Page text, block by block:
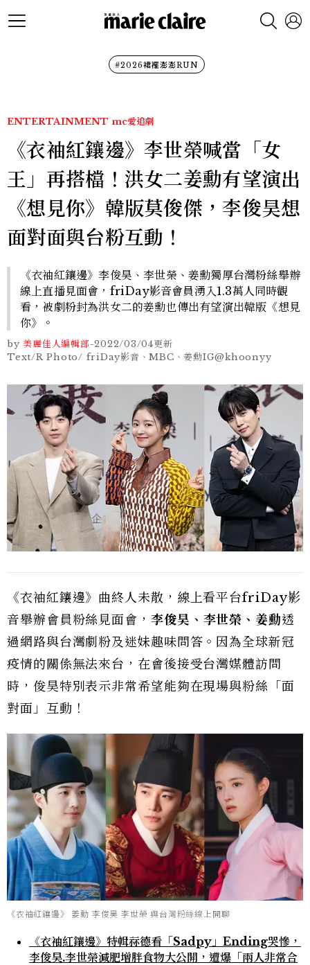
#2026裙襬澎澎RUN
ENTERTAINMENT mc愛追劇
《衣袖紅鑲邊》李世榮喊當「女
王」再搭檔！洪女二姜勳有望演出
《想見你》韓版莫俊傑，李俊昊想
面對面與台粉互動！
《衣袖紅鑲邊》李俊昊、李世榮、姜勳獨厚台灣粉絲舉辦
線上直播見面會，friDay影音會員湧入1.3萬人同時觀
看，被劇粉封為洪女二的姜勳也傳出有望演出韓版《想見
你》。
by 美麗佳人編輯部-2022/03/04更新
Text/R Photo/ friDay影音、MBC、姜勳IG@khoonyy
《衣袖紅鑲邊》曲終人未散，線上看平台friDay影
音舉辦會員粉絲見面會， 李俊昊、李世榮、姜勳透
過網路與台灣劇粉及迷妹趣味問答。因為全球新冠
疫情的關係無法來台，在會後接受台灣媒體訪問
時，俊昊特別表示非常希望能夠在現場與粉絲「面
對面」互動！
《衣袖紅鑲邊》 姜勳 李俊昊 李世榮 與台灣粉絲線上開聊
《衣袖紅鑲邊》特輯祘德看「Sadpy」Ending哭慘，
李俊昊.李世榮減肥增胖食物大公開，遭爆「兩人非常合